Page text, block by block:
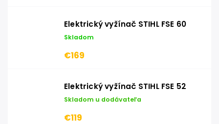
Elektrický vyžínač STIHL FSE 60
Skladom
€169
Elektrický vyžínač STIHL FSE 52
Skladom u dodávateľa
€119